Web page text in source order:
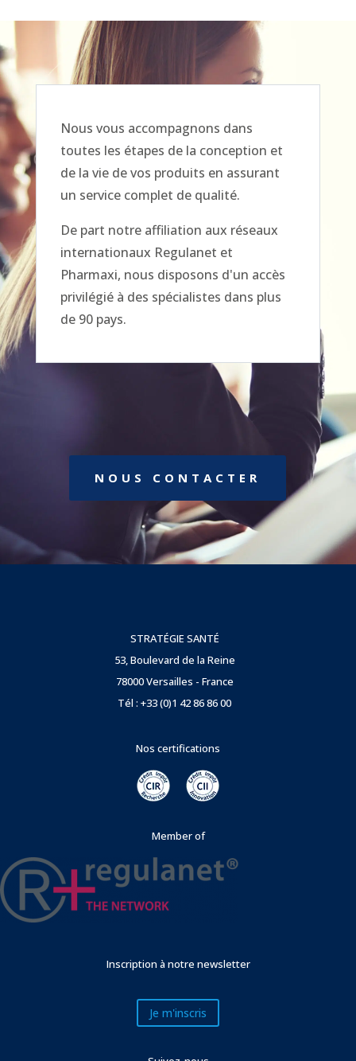
Nous vous accompagnons dans
toutes les étapes de la conception et
de la vie de vos produits en assurant
un service complet de qualité.
De part notre affiliation aux réseaux
internationaux Regulanet et
Pharmaxi, nous disposons d'un accès
privilégié à des spécialistes dans plus
de 90 pays.
NOUS CONTACTER
STRATÉGIE SANTÉ
53, Boulevard de la Reine
78000 Versailles - France
Tél : +33 (0)1 42 86 86 00
Nos certifications
Member of
Inscription à notre newsletter
Je m'inscris